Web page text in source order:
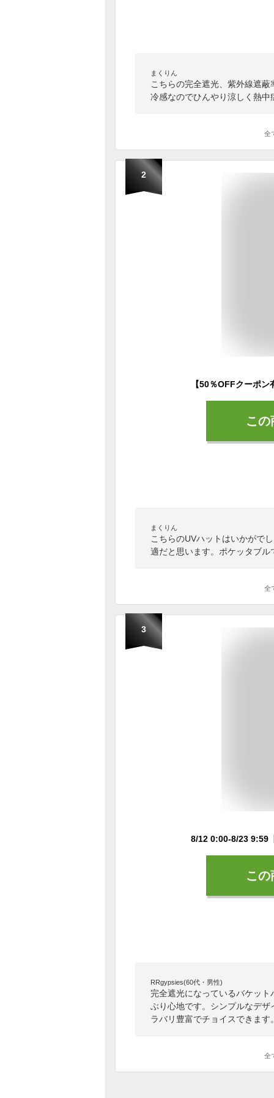
まくりん
こちらの完全遮光、紫外線遮
冷感なのでひんやり涼しく熱
全
2
こ
まくりん
こちらのUVハットはいかがで
適だと思います。ポケッタブ
全
3
こ
RRgypsies(60代・男性)
完全遮光になっているバケッ
ぶり心地です。シンプルなデ
ラバリ豊富でチョイスできます
全